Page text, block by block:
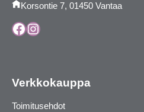
Korsontie 7, 01450 Vantaa
Facebook
Instagram
Verkkokauppa
Toimitusehdot